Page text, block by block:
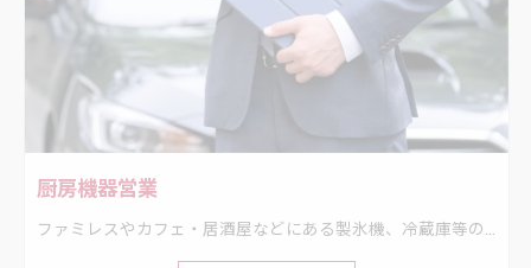
厨房機器営業
ファミレスやカフェ・居酒屋などにある製氷機、冷蔵庫等の販売営業。 厨房機器を新しく設置したり、入れ替えたり、メンテナンスをする営業のお仕事です。